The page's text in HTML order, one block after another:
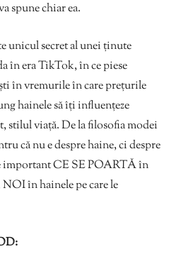
spune chiar ea.
unicul secret al unei ținute
în era TikTok, în ce piese
în vremurile în care prețurile
hainele să îți influențeze
stilul viață. De la filosofia modei
că nu e despre haine, ci despre
important CE SE POARTĂ în
în hainele pe care le